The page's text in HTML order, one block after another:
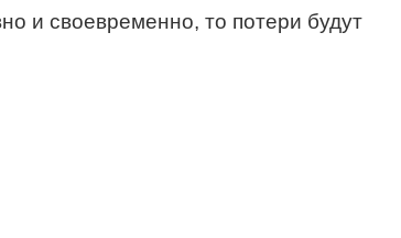
и своевременно, то потери будут